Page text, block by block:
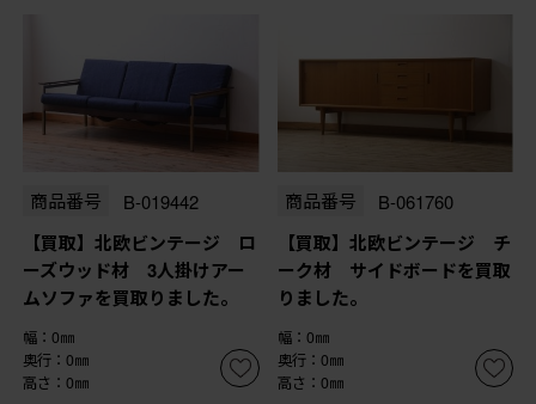
商品番号 B-019442
【買取】北欧ビンテージ ロ
ーズウッド材 3人掛けアー
ムソファを買取りました。
幅：0㎜
奥行：0㎜
高さ：0㎜
商品番号 B-061760
【買取】北欧ビンテージ チ
ーク材 サイドボードを買取
りました。
幅：0㎜
奥行：0㎜
高さ：0㎜